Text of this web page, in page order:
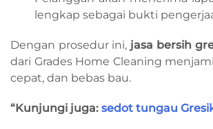
lengkap sebagai bukti
Dengan prosedur ini, jasa bersih
dari Grades Home Cleaning
cepat, dan bebas bau.
“Kunjungi juga: sedot tungau